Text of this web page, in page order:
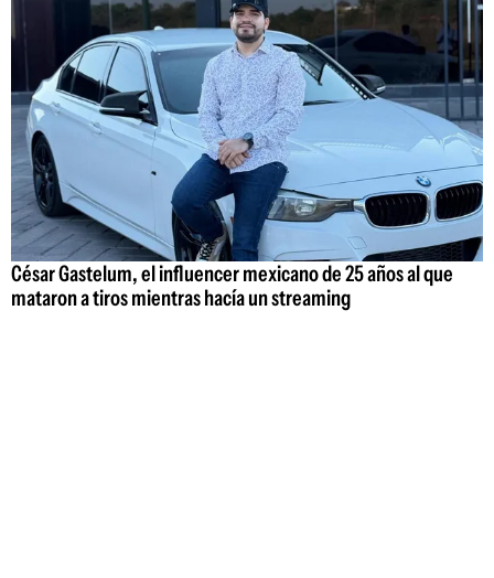
César Gastelum, el influencer mexicano de 25 años al que
mataron a tiros mientras hacía un streaming